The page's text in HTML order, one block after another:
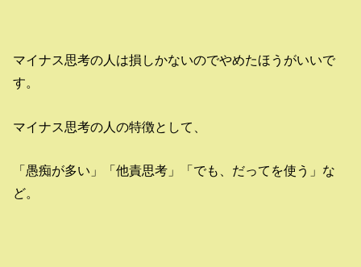
マイナス思考の人は損しかないのでやめたほうがいいで
す。
マイナス思考の人の特徴として、
「愚痴が多い」「他責思考」「でも、だってを使う」な
ど。